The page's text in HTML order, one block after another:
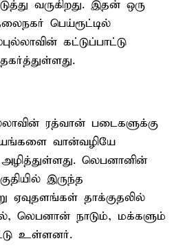
வருகிறது. இதன் ஒரு
பெய்ரூட்டில்
கட்டுப்பாட்டு
ரத்வான் படைகளுக்கு
வான்வழியே
லெபனானின்
இருந்த
ஏவுதளங்கள் தாக்குதலில்
லெபனான் நாடும், மக்களும்
உள்ளனர்.